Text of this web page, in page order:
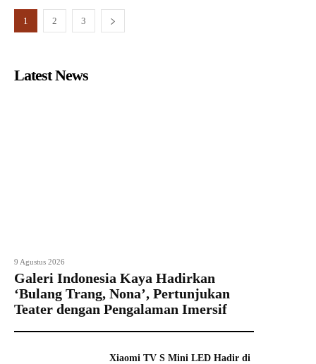
1 2 3
Latest News
9 Agustus 2026
Galeri Indonesia Kaya Hadirkan
‘Bulang Trang, Nona’, Pertunjukan
Teater dengan Pengalaman Imersif
Xiaomi TV S Mini LED Hadir di